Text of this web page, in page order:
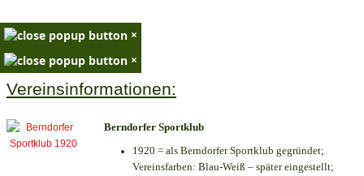
×
×
Vereinsinformationen:
Berndorfer Sportklub
1920 = als Berndorfer Sportklub gegründet;
Vereinsfarben: Blau-Weiß – später eingestellt;